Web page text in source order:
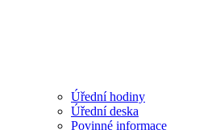
Úřední hodiny
Úřední deska
Povinné informace